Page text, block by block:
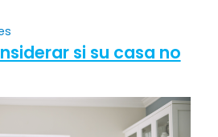
si su casa no